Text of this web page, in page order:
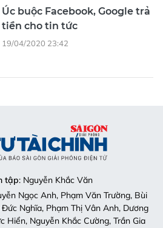
Úc buộc Facebook, Google trả
tiền cho tin tức
19/04/2020 23:42
tập: Nguyễn Khắc Văn
Ngọc Anh, Phạm Văn Trường, Bùi
Nghĩa, Phạm Thị Vân Anh, Dương
Hiển, Nguyễn Khắc Cường, Trần Gia